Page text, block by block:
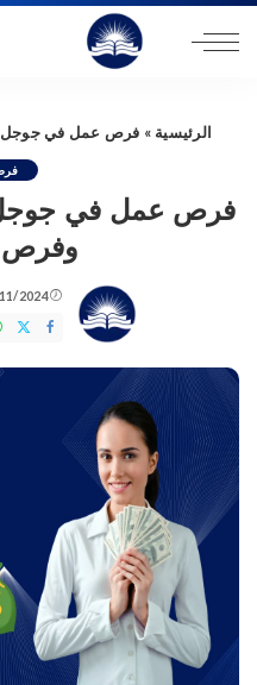
الرئيسية » فرص عمل في جوجل 2025 رواتب مذهلة وفرص لا تفوّت
وفرص
2024